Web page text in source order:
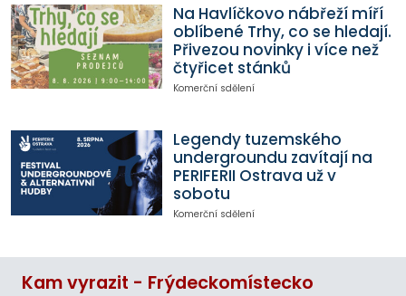
Na Havlíčkovo nábřeží míří
oblíbené Trhy, co se hledají.
Přivezou novinky i více než
čtyřicet stánků
Komerční sdělení
Legendy tuzemského
undergroundu zavítají na
PERIFERII Ostrava už v
sobotu
Komerční sdělení
Kam vyrazit - Frýdeckomístecko